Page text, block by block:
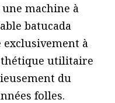
machine à
batucada
à
utilitaire
du
folles.